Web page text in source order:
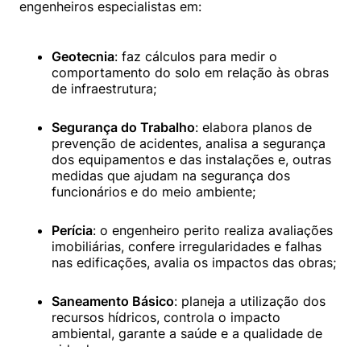
engenheiros especialistas em:
Geotecnia: faz cálculos para medir o
comportamento do solo em relação às obras
de infraestrutura;
Segurança do Trabalho: elabora planos de
prevenção de acidentes, analisa a segurança
dos equipamentos e das instalações e, outras
medidas que ajudam na segurança dos
funcionários e do meio ambiente;
Perícia: o engenheiro perito realiza avaliações
imobiliárias, confere irregularidades e falhas
nas edificações, avalia os impactos das obras;
Saneamento Básico: planeja a utilização dos
recursos hídricos, controla o impacto
ambiental, garante a saúde e a qualidade de